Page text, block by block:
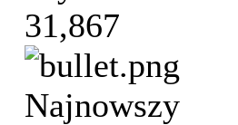
31,867
Najnowszy